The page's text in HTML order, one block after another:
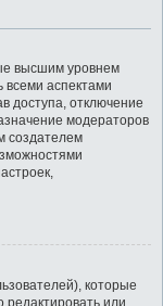
высшим уровнем
всеми аспектами
доступа, отключение
модераторов
создателем
которые
или